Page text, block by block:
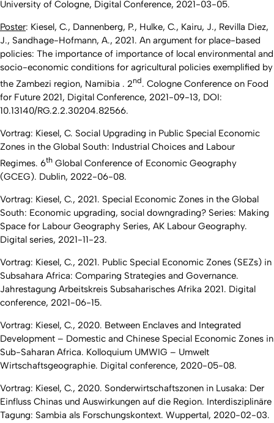
University of Cologne, Digital Conference, 2021-03-05.
Poster: Kiesel, C., Dannenberg, P., Hulke, C., Kairu, J., Revilla Diez,
J., Sandhage-Hofmann, A., 2021. An argument for place-based
policies: The importance of importance of local environmental and
socio-economic conditions for agricultural policies exemplified by
the Zambezi region, Namibia . 2nd. Cologne Conference on Food
for Future 2021, Digital Conference, 2021-09-13, DOI:
10.13140/RG.2.2.30204.82566.
Vortrag: Kiesel, C. Social Upgrading in Public Special Economic
Zones in the Global South: Industrial Choices and Labour
Regimes. 6th Global Conference of Economic Geography
(GCEG). Dublin, 2022-06-08.
Vortrag: Kiesel, C., 2021. Special Economic Zones in the Global
South: Economic upgrading, social downgrading? Series: Making
Space for Labour Geography Series, AK Labour Geography.
Digital series, 2021-11-23.
Vortrag: Kiesel, C., 2021. Public Special Economic Zones (SEZs) in
Subsahara Africa: Comparing Strategies and Governance.
Jahrestagung Arbeitskreis Subsaharisches Afrika 2021. Digital
conference, 2021-06-15.
Vortrag: Kiesel, C., 2020. Between Enclaves and Integrated
Development – Domestic and Chinese Special Economic Zones in
Sub-Saharan Africa. Kolloquium UMWIG – Umwelt
Wirtschaftsgeographie. Digital conference, 2020-05-08.
Vortrag: Kiesel, C., 2020. Sonderwirtschaftszonen in Lusaka: Der
Einfluss Chinas und Auswirkungen auf die Region. Interdisziplinäre
Tagung: Sambia als Forschungskontext. Wuppertal, 2020-02-03.